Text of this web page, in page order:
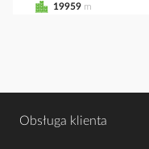
19959 m
Obsługa klienta